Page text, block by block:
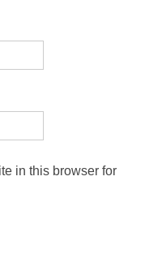
in this browser for